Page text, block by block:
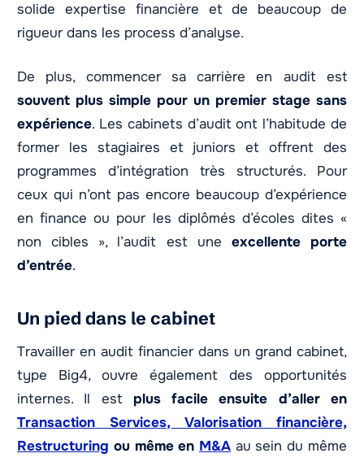
solide expertise financière et de beaucoup de
rigueur dans les process d’analyse.
De plus, commencer sa carrière en audit est
souvent plus simple pour un premier stage sans
expérience. Les cabinets d’audit ont l’habitude de
former les stagiaires et juniors et offrent des
programmes d’intégration très structurés. Pour
ceux qui n’ont pas encore beaucoup d’expérience
en finance ou pour les diplômés d’écoles dites «
non cibles », l’audit est une excellente porte
d’entrée.
Un pied dans le cabinet
Travailler en audit financier dans un grand cabinet,
type Big4, ouvre également des opportunités
internes. Il est plus facile ensuite d’aller en
Transaction Services, Valorisation financière,
Restructuring ou même en M&A au sein du même